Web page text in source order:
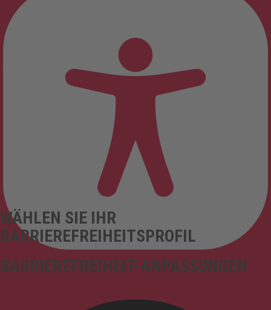
BARRIEREFREIHEIT-ANPASSUNGEN
WÄHLEN SIE IHR
BARRIEREFREIHEITSPROFIL